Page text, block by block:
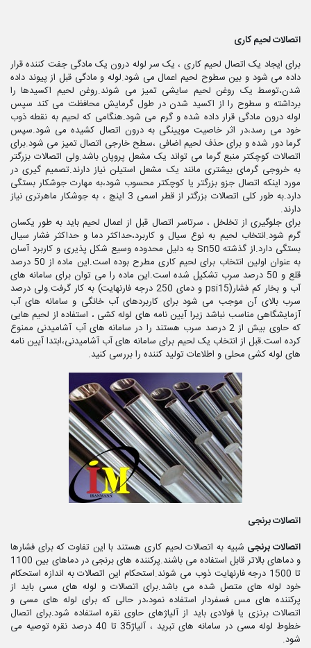
اتصالات لحیم کاری
برای ایجاد یک اتصال لحیم کاری ، یک سر لوله درون یک مادگی جفت کننده قرار
داده می شود و بین سطوح لحیم اعمال می شود.لوله و مادگی قبل از پیوند داده
شدن،توسط یک روغن لحیم سایشی تمیز می شوند.روغن لحیم اکسیدها را
برداشته و سطوح را از اکسید شدن در طول گرمایش محافظت می کند سپس
لوله درون مادگی قرار داده شده و گرم می شود.هنگامی که لحیم به نقطه ذوب
خود می رسد،در اثر خاصیت مویینگی به درون اتصال کشیده می شود.سپس
گرما دور شده و برای حذف لحیم اضافی ،سطح خارجی اتصال تمیز می شود.برای
اتصالات کوچکتر منبع گرما می تواند یک مشعل پروپان باشد.ولی اتصالات بزرگتر
به خروجی گرمای بیشتری مانند یک مشعل استیلن نیاز دارند.تصمیم گیری در
مورد اینکه اتصال جزو بزرگتر یا کوچکتر محسوب شود،به مهارت جوشکار بستگی
دارد.به طور کلی اتصالات بزرگتر از قطر اسمی 3 اینچ ، به جوشکار ماهرتری نیاز
دارند.
برای جلوگیری از تخلخل ، سرتاسر اتصال قبل از اعمال لحیم باید به طور یکسان
گرم شود.انتخاب لحیم به نوع سیال و کاربرد،حداکثر دما و حداکثر فشار سیال
بستگی دارد.از گذشته Sn50 به دلیل محدوده وسیع شکل پذیری و کاربرد آسان
به عنوان اولین انتخاب برای لحیم کاری مطرح بوده است.این ماده از 50 درصد
قلع و 50 درصد سرب تشکیل شده است.این ماده را می توان برای سامانه های
آب و بخار کم فشار(psi15 و دمای 250 درجه فارنهایت) به کار گرفت.ولی درصد
سرب بالای آن موجب می شود برای کاربردهای آب خانگی و سامانه های آب
آزمایشگاهی مناسب نباشد زیرا آیین نامه های لوله کشی ، استفاده از لحیم هایی
که حاوی بیش از 2 درصد سرب هستند را در سامانه های آب آشامیدنی ممنوع
کرده است.قبل از انتخاب یک لحیم برای سامانه های آب آشامیدنی،ابتدا آیین نامه
های لوله کشی محلی و اطلاعات تولید کننده را بررسی کنید.
اتصالات برنجی
اتصالات برنجی شبیه به اتصالات لحیم کاری هستند با این تفاوت که برای فشارها
و دماهای بالاتر قابل استفاده می باشند.پرکننده های برنجی در دماهای بین 1100
تا 1500 درجه فارنهایت ذوب می شوند.استحکام این اتصالات به اندازه استحکام
خود لوله های متصل شده می باشد.برای اتصالات و لوله های مسی باید از
پرکننده های مس فسفردار استفاده نمود،در حالی که برای لوله های مسی و
اتصالات برنزی یا فولادی باید از آلیاژهای حاوی نقره استفاده شود.برای اتصال
خطوط لوله مسی در سامانه های تبرید ، آلیاژ35 تا 40 درصد نقره توصیه می
شود.